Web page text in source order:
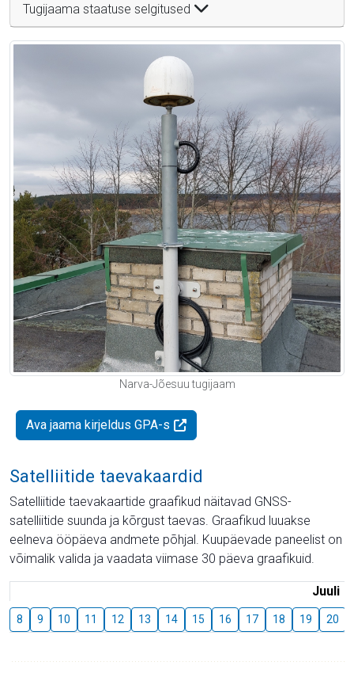
Tugijaama staatuse selgitused
Narva-Jõesuu tugijaam
Ava jaama kirjeldus GPA-s
Satelliitide taevakaardid
Satelliitide taevakaartide graafikud näitavad GNSS-
satelliitide suunda ja kõrgust taevas. Graafikud luuakse
eelneva ööpäeva andmete põhjal. Kuupäevade paneelist on
võimalik valida ja vaadata viimase 30 päeva graafikuid.
Juuli
8 9 10 11 12 13 14 15 16 17 18 19 20